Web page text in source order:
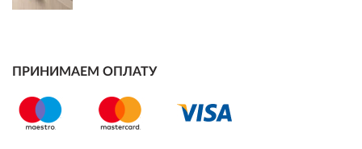
ПРИНИМАЕМ ОПЛАТУ